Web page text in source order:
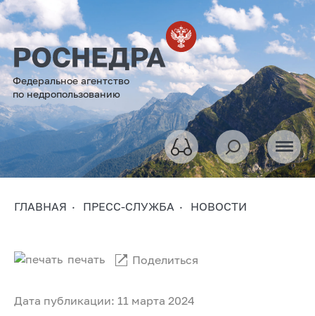
Федеральное агентство
по недропользованию
ГЛАВНАЯ ПРЕСС-СЛУЖБА НОВОСТИ
Дата публикации: 11 марта 2024
печать Поделиться